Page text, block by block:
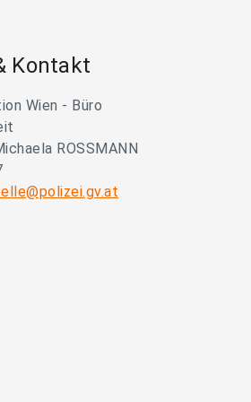
Kontakt
Wien - Büro
ROSSMANN